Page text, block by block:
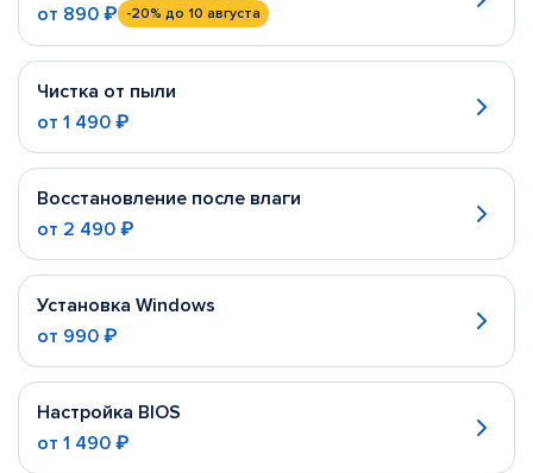
от 890 ₽ -20% до 10 августа
Чистка от пыли
от 1 490 ₽
Восстановление после влаги
от 2 490 ₽
Установка Windows
от 990 ₽
Настройка BIOS
от 1 490 ₽